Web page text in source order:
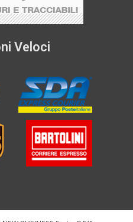
Veloci